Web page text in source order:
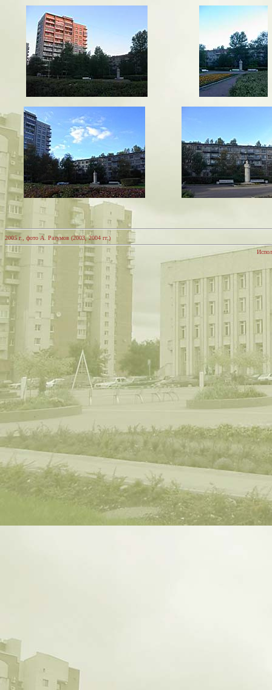
2005 г., фото А. Разумов (2003, 2004 гг.)